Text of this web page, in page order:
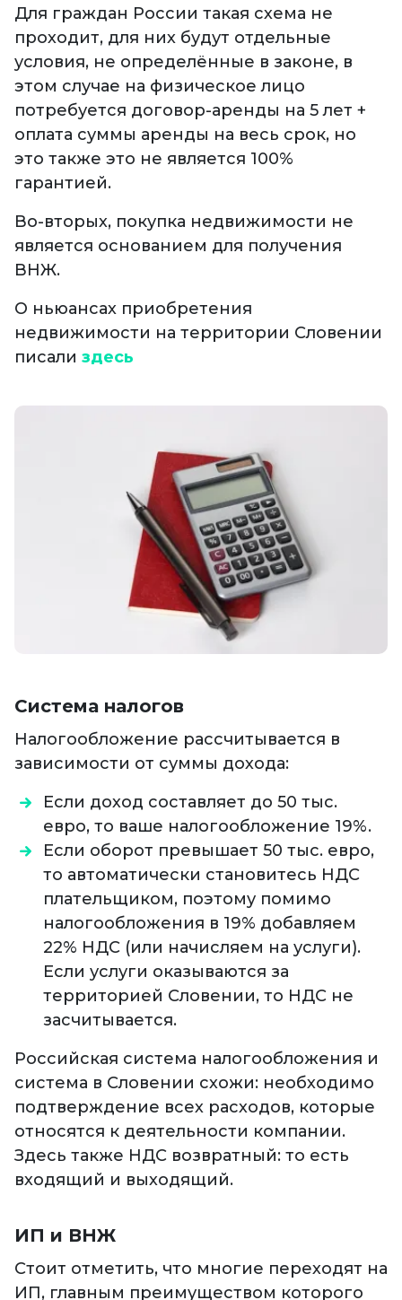
Для граждан России такая схема не
проходит, для них будут отдельные
условия, не определённые в законе, в
этом случае на физическое лицо
потребуется договор-аренды на 5 лет +
оплата суммы аренды на весь срок, но
это также это не является 100%
гарантией.
Во-вторых, покупка недвижимости не
является основанием для получения
ВНЖ.
О ньюансах приобретения
недвижимости на территории Словении
писали здесь
Система налогов
Налогообложение рассчитывается в
зависимости от суммы дохода:
Если доход составляет до 50 тыс.
евро, то ваше налогообложение 19%.
Если оборот превышает 50 тыс. евро,
то автоматически становитесь НДС
плательщиком, поэтому помимо
налогообложения в 19% добавляем
22% НДС (или начисляем на услуги).
Если услуги оказываются за
территорией Словении, то НДС не
засчитывается.
Российская система налогообложения и
система в Словении схожи: необходимо
подтверждение всех расходов, которые
относятся к деятельности компании.
Здесь также НДС возвратный: то есть
входящий и выходящий.
ИП и ВНЖ
Стоит отметить, что многие переходят на
ИП, главным преимуществом которого